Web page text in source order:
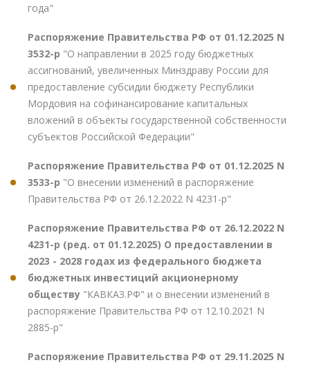
года"
Распоряжение Правительства РФ от 01.12.2025 N
3532-р "О направлении в 2025 году бюджетных
ассигнований, увеличенных Минздраву России для
предоставление субсидии бюджету Республики
Мордовия на софинансирование капитальных
вложений в объекты государственной собственности
субъектов Российской Федерации"
Распоряжение Правительства РФ от 01.12.2025 N
3533-р "О внесении изменений в распоряжение
Правительства РФ от 26.12.2022 N 4231-р"
Распоряжение Правительства РФ от 26.12.2022 N
4231-р (ред. от 01.12.2025) О предоставлении в
2023 - 2028 годах из федерального бюджета
бюджетных инвестиций акционерному
обществу "КАВКАЗ.РФ" и о внесении изменений в
распоряжение Правительства РФ от 12.10.2021 N
2885-р"
Распоряжение Правительства РФ от 29.11.2025 N